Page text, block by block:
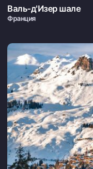
Валь-д'Изер шале
Франция